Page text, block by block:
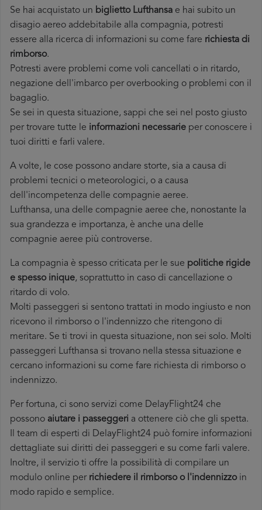
Se hai acquistato un biglietto Lufthansa e hai subito un
disagio aereo addebitabile alla compagnia, potresti
essere alla ricerca di informazioni su come fare richiesta di
rimborso.
Potresti avere problemi come voli cancellati o in ritardo,
negazione dell'imbarco per overbooking o problemi con il
bagaglio.
Se sei in questa situazione, sappi che sei nel posto giusto
per trovare tutte le informazioni necessarie per conoscere i
tuoi diritti e farli valere.
A volte, le cose possono andare storte, sia a causa di
problemi tecnici o meteorologici, o a causa
dell'incompetenza delle compagnie aeree.
Lufthansa, una delle compagnie aeree che, nonostante la
sua grandezza e importanza, è anche una delle
compagnie aeree più controverse.
La compagnia è spesso criticata per le sue politiche rigide
e spesso inique, soprattutto in caso di cancellazione o
ritardo di volo.
Molti passeggeri si sentono trattati in modo ingiusto e non
ricevono il rimborso o l'indennizzo che ritengono di
meritare. Se ti trovi in questa situazione, non sei solo. Molti
passeggeri Lufthansa si trovano nella stessa situazione e
cercano informazioni su come fare richiesta di rimborso o
indennizzo.
Per fortuna, ci sono servizi come DelayFlight24 che
possono aiutare i passeggeri a ottenere ciò che gli spetta.
Il team di esperti di DelayFlight24 può fornire informazioni
dettagliate sui diritti dei passeggeri e su come farli valere.
Inoltre, il servizio ti offre la possibilità di compilare un
modulo online per richiedere il rimborso o l'indennizzoin
modo rapido e semplice.